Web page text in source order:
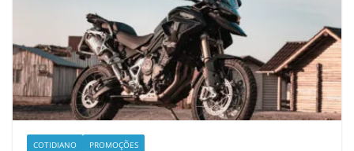
COTIDIANO PROMOÇÕES